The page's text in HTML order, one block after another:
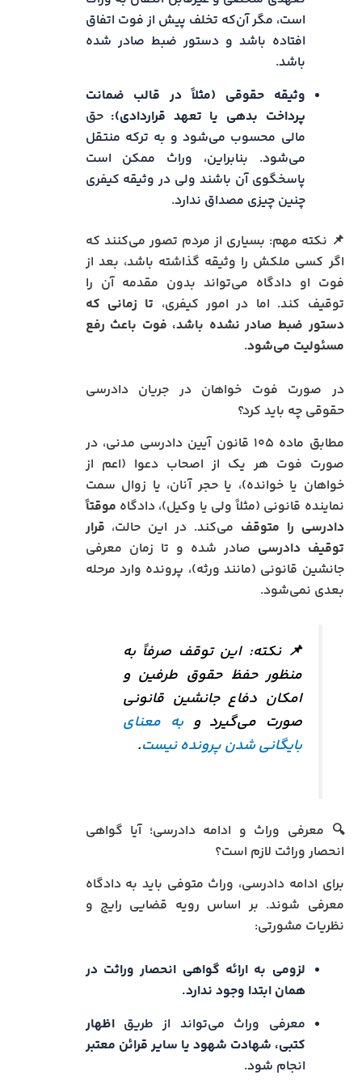
است، مگر آن‌که تخلف پیش از فوت اتفاق
افتاده باشد و دستور ضبط صادر شده
باشد.
وثیقه حقوقی (مثلاً در قالب ضمانت
پرداخت بدهی یا تعهد قراردادی): حق
مالی محسوب می‌شود و به ترکه منتقل
می‌شود. بنابراین، وراث ممکن است
پاسخگوی آن باشند ولی در وثیقه کیفری
چنین چیزی مصداق ندارد.
📌 نکته مهم: بسیاری از مردم تصور می‌کنند که
اگر کسی ملکش را وثیقه گذاشته باشد، بعد از
فوت او دادگاه می‌تواند بدون مقدمه آن را
توقیف کند. اما در امور کیفری، تا زمانی که
دستور ضبط صادر نشده باشد، فوت باعث رفع
مسئولیت می‌شود.
در صورت فوت خواهان در جریان دادرسی
حقوقی چه باید کرد؟
مطابق ماده ۱۰۵ قانون آیین دادرسی مدنی، در
صورت فوت هر یک از اصحاب دعوا (اعم از
خواهان یا خوانده)، یا حجر آنان، یا زوال سمت
نماینده قانونی (مثلاً ولی یا وکیل)، دادگاه موقتاً
دادرسی را متوقف می‌کند. در این حالت، قرار
توقیف دادرسی صادر شده و تا زمان معرفی
جانشین قانونی (مانند ورثه)، پرونده وارد مرحله
بعدی نمی‌شود.
📌 نکته: این توقف صرفاً به
‌منظور حفظ حقوق طرفین و
امکان دفاع جانشین قانونی
صورت می‌گیرد وبه معنای
بایگانی شدن پرونده نیست.
🔍 معرفی وراث و ادامه دادرسی؛ آیا گواهی
انحصار وراثت لازم است؟
برای ادامه دادرسی، وراث متوفی باید به دادگاه
معرفی شوند. بر اساس رویه قضایی رایج و
نظریات مشورتی:
لزومی به ارائه گواهی انحصار وراثت در
همان ابتدا وجود ندارد.
معرفی وراث می‌تواند از طریقاظهار
کتبی، شهادت شهود یا سایر قرائن معتبر
انجام شود.